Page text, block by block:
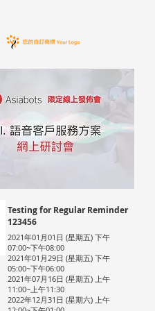
Testing for Regular Reminder
123456
2021年01月01日 (星期五) 下午
07:00~下午08:00
2021年01月29日 (星期五) 下午
05:00~下午06:00
2021年07月16日 (星期五) 上午
11:00~上午11:30
2022年12月31日 (星期六) 上午